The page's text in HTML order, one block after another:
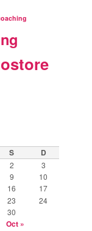
S D
2
3
9
10
16
17
23
24
30
Oct »